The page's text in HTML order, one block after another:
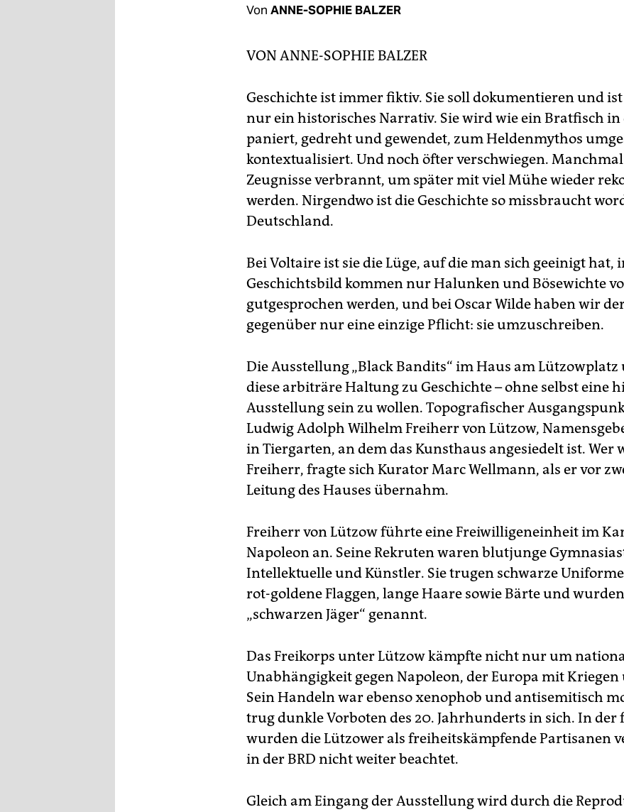
Von ANNE-SOPHIE BALZER
VON ANNE-SOPHIE BALZER
Geschichte ist immer fiktiv. Sie soll dokumentieren und
nur ein historisches Narrativ. Sie wird wie ein Bratfisch in
paniert, gedreht und gewendet, zum Heldenmythos
kontextualisiert. Und noch öfter verschwiegen.
Zeugnisse verbrannt, um später mit viel Mühe wieder
werden. Nirgendwo ist die Geschichte so missbraucht
Deutschland.
Bei Voltaire ist sie die Lüge, auf die man sich geeinigt hat,
Geschichtsbild kommen nur Halunken und Bösewichte
gutgesprochen werden, und bei Oscar Wilde haben wir
gegenüber nur eine einzige Pflicht: sie umzuschreiben.
Die Ausstellung „Black Bandits“ im Haus am
diese arbiträre Haltung zu Geschichte – ohne selbst eine
Ausstellung sein zu wollen. Topografischer
Ludwig Adolph Wilhelm Freiherr von Lützow,
in Tiergarten, an dem das Kunsthaus angesiedelt ist. Wer
Freiherr, fragte sich Kurator Marc Wellmann, als er vor
Leitung des Hauses übernahm.
Freiherr von Lützow führte eine Freiwilligeneinheit im
Napoleon an. Seine Rekruten waren blutjunge
Intellektuelle und Künstler. Sie trugen schwarze
rot-goldene Flaggen, lange Haare sowie Bärte und
„schwarzen Jäger“ genannt.
Das Freikorps unter Lützow kämpfte nicht nur um
Unabhängigkeit gegen Napoleon, der Europa mit Kriegen
Sein Handeln war ebenso xenophob und antisemitisch
trug dunkle Vorboten des 20. Jahrhunderts in sich. In der
wurden die Lützower als freiheitskämpfende Partisanen
in der BRD nicht weiter beachtet.
Gleich am Eingang der Ausstellung wird durch die